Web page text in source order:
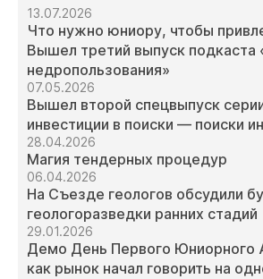
13.07.2026
Что нужно юниору, чтобы
Вышел третий выпуск подкаста
недропользования»
07.05.2026
Вышел второй спецвыпуск
инвестиции в поиски — поиски
28.04.2026
Магия тендерных процедур
06.04.2026
На Съезде геологов обсудили
геологоразведки ранних стадий
29.01.2026
Демо День Первого Юниорного
как рынок начал говорить на